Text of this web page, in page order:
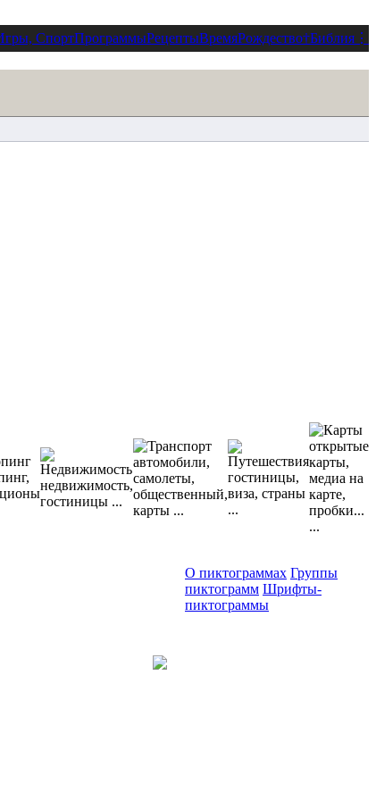
СпортПрограммыРецептыВремяРождество†Библия ⋮
О пиктограммах Группы
пиктограмм Шрифты-
пиктограммы